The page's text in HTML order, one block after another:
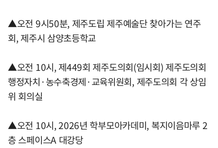
▲오전 9시50분, 제주도립 제주예술단 찾아가는 연주
회, 제주시 삼양초등학교
▲오전 10시, 제449회 제주도의회(임시회) 제주도의회
행정자치·농수축경제·교육위원회, 제주도의회 각 상임
위 회의실
▲오전 10시, 2026년 학부모아카데미, 복지이음마루 2
층 스페이스A 대강당